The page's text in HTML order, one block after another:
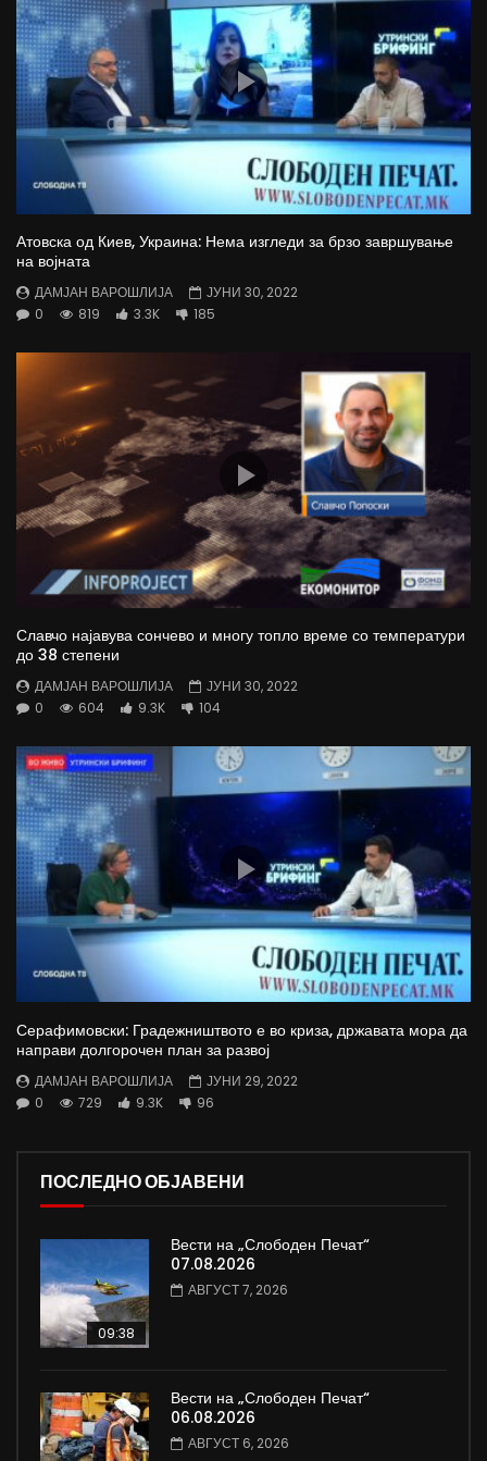
Атовска од Киев, Украина: Нема изгледи за брзо завршување
на војната
ДАМЈАН ВАРОШЛИЈА
ЈУНИ 30, 2022
0
819 3.3K 185
Славчо најавува сончево и многу топло време со температури
до 38 степени
ДАМЈАН ВАРОШЛИЈА
ЈУНИ 30, 2022
0
604 9.3K 104
Серафимовски: Градежништвото е во криза, државата мора да
направи долгорочен план за развој
ДАМЈАН ВАРОШЛИЈА
ЈУНИ 29, 2022
0
729 9.3K 96
ПОСЛЕДНО ОБЈАВЕНИ
09:38
Вести на „Слободен Печат“
07.08.2026
АВГУСТ 7, 2026
Вести на „Слободен Печат“
06.08.2026
АВГУСТ 6, 2026